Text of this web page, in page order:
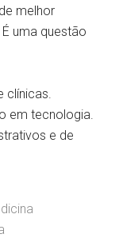
melhor
uma questão
clínicas.
em tecnologia.
e de